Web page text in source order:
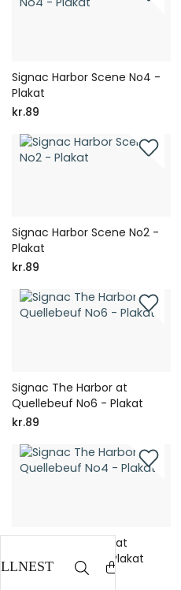
Signac Harbor Scene No4 -
Plakat
kr.89
Signac Harbor Scene No2 -
Plakat
kr.89
Signac The Harbor at
Quellebeuf No6 - Plakat
kr.89
Signac The Harbor at
Quellebeuf No4 - Plakat